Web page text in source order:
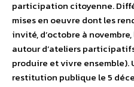
participation citoyenne.
mises en oeuvre dont les
invité, d’octobre à
autour d’ateliers
produire et vivre ensemble).
restitution publique le 5